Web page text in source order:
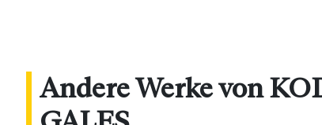
Andere Werke von